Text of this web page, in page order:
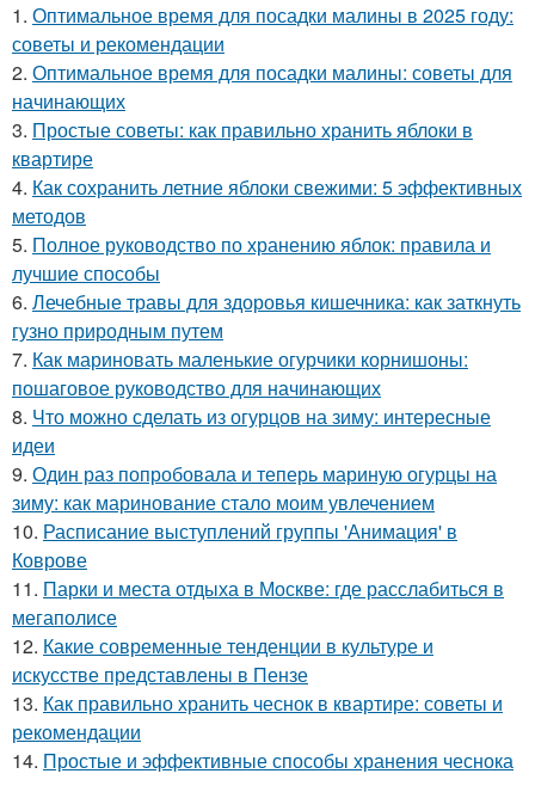
1. Оптимальное время для посадки малины в 2025 году:
советы и рекомендации
2. Оптимальное время для посадки малины: советы для
начинающих
3. Простые советы: как правильно хранить яблоки в
квартире
4. Как сохранить летние яблоки свежими: 5 эффективных
методов
5. Полное руководство по хранению яблок: правила и
лучшие способы
6. Лечебные травы для здоровья кишечника: как заткнуть
гузно природным путем
7. Как мариновать маленькие огурчики корнишоны:
пошаговое руководство для начинающих
8. Что можно сделать из огурцов на зиму: интересные
идеи
9. Один раз попробовала и теперь мариную огурцы на
зиму: как маринование стало моим увлечением
10. Расписание выступлений группы 'Анимация' в
Коврове
11. Парки и места отдыха в Москве: где расслабиться в
мегаполисе
12. Какие современные тенденции в культуре и
искусстве представлены в Пензе
13. Как правильно хранить чеснок в квартире: советы и
рекомендации
14. Простые и эффективные способы хранения чеснока